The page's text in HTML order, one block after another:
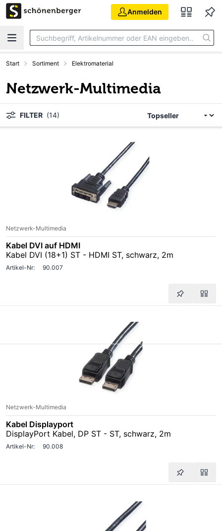
Zum Hauptinhalt springen
Anmelden
Start Sortiment Elektromaterial
Netzwerk-Multimedia
FILTER (14)
Netzwerk-Multimedia
Kabel DVI auf HDMI
Kabel DVI (18+1) ST - HDMI ST, schwarz, 2m
Artikel-Nr: 90.007
Netzwerk-Multimedia
Kabel Displayport
DisplayPort Kabel, DP ST - ST, schwarz, 2m
Artikel-Nr: 90.008